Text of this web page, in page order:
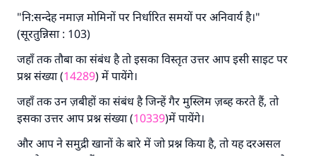
"नि:सन्देह नमाज़ मोमिनों पर निर्धारित समयों पर अनिवार्य है।"
(सूरतुन्निसा : 103)
जहाँ तक तौबा का संबंध है तो इसका विस्तृत उत्तर आप इसी साइट पर
प्रश्न संख्या (14289) में पायेंगे।
जहाँ तक उन ज़बीहों का संबंध है जिन्हें गैर मुस्लिम ज़ब्ह करते हैं, तो
इसका उत्तर आप प्रश्न संख्या (10339)में पायेंगे।
और आप ने समुद्री खानों के बारे में जो प्रश्न किया है, तो यह दरअसल